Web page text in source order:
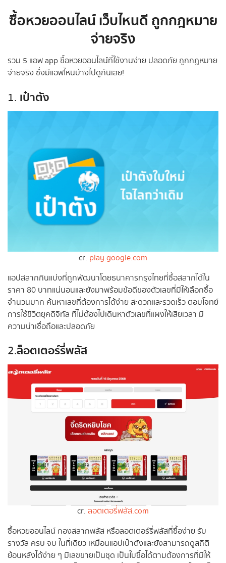
ซื้อหวยออนไลน์ เว็บไหนดี ถูกกฎหมาย
จ่ายจริง
รวม 5 แอพ app ซื้อหวยออนไลน์ที่ใช้งานง่าย ปลอดภัย ถูกกฎหมาย
จ่ายจริง ซึ่งมีแอพไหนบ้างไปดูกันเลย!
1. เป๋าตัง
cr. play.google.com
แอปสลากกินแบ่งที่ถูกพัฒนาโดยธนาคารกรุงไทยที่ซื้อสลากได้ใน
ราคา 80 บาทแน่นอนและยังมาพร้อมข้อดีของตัวเลขที่มีให้เลือกซื้อ
จำนวนมาก ค้นหาเลขที่ต้องการได้ง่าย สะดวกและรวดเร็ว ตอบโจทย์
การใช้ชีวิตยุคดิจิทัล ที่ไม่ต้องไปเดินหาตัวเลขที่แผงให้เสียเวลา มี
ความน่าเชื่อถือและปลอดภัย
2.ล็อตเตอร์รี่พลัส
cr. ลอตเตอรี่พลัส.com
ซื้อหวยออนไลน์ กองสลากพลัส หรือลอตเตอร์รี่พลัสที่ซื้อง่าย รับ
รางวัล ครบ จบ ในที่เดียว เหมือนแอปเป๋าตังและยังสามารถดูสถิติ
ย้อนหลังได้ง่าย ๆ มีเลขขายเป็นชุด เป็นใบซื้อได้ตามต้องการที่มีให้